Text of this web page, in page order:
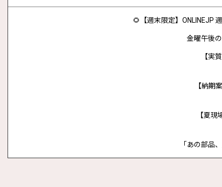
🌻【週末限定】ONLINEJP
金曜午後
【実
【納期
【夏
「あの部品